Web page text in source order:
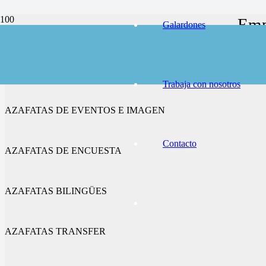
Galardones
Trabaja con nosotros
Contacto
AZAFATAS DE EVENTOS E IMAGEN
AZAFATAS DE ENCUESTA
AZAFATAS BILINGÜES
AZAFATAS TRANSFER